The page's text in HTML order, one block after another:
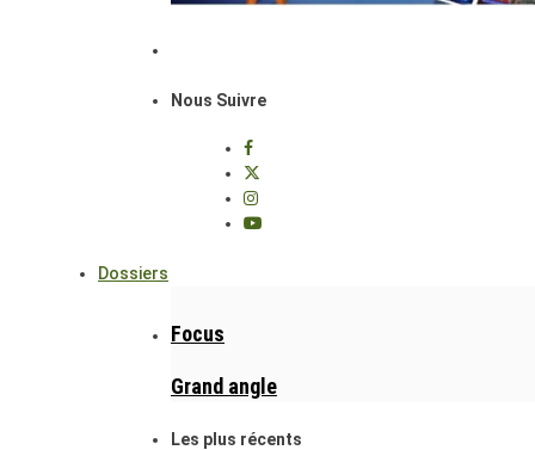
Nous Suivre
Dossiers
Focus
Grand angle
Les plus récents